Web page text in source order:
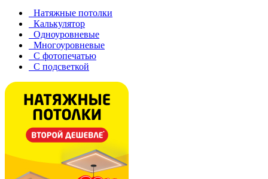
Натяжные потолки
Калькулятор
Одноуровневые
Многоуровневые
С фотопечатью
С подсветкой